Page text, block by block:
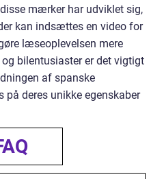
mærker har udviklet sig,
kan indsættes en video for
læseoplevelsen mere
og bilentusiaster er det vigtigt
af spanske
deres unikke egenskaber